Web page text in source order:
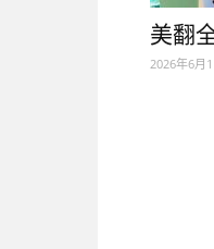
美翻
2026年6月1